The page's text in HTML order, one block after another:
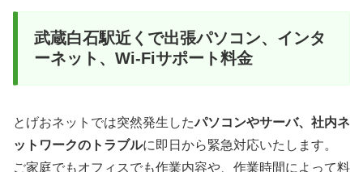
武蔵白石駅近くで出張パソコン、インタ
ーネット、Wi-Fiサポート料金
とげおネットでは突然発生したパソコンやサーバ、社内ネ
ットワークのトラブルに即日から緊急対応いたします。
ご家庭でもオフィスでも作業内容や、作業時間によって料